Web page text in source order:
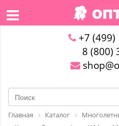
+7 (499)
8 (800)
Главная Каталог